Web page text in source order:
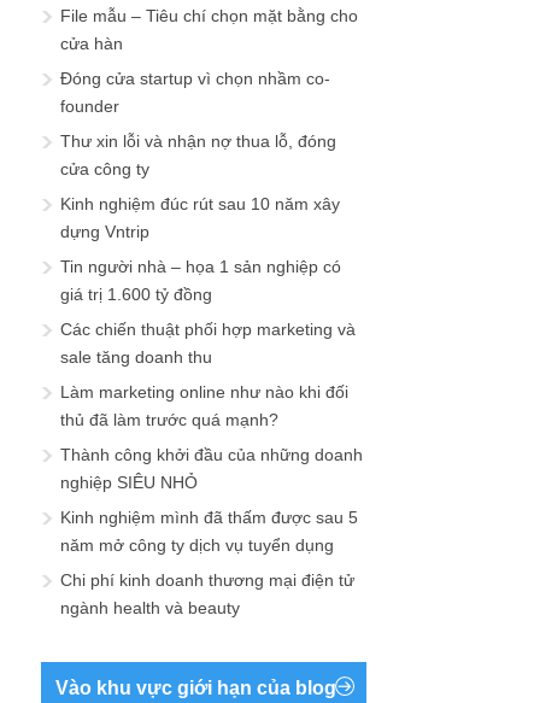
File mẫu – Tiêu chí chọn mặt bằng cho
cửa hàn
Đóng cửa startup vì chọn nhầm co-
founder
Thư xin lỗi và nhận nợ thua lỗ, đóng
cửa công ty
Kinh nghiệm đúc rút sau 10 năm xây
dựng Vntrip
Tin người nhà – họa 1 sản nghiệp có
giá trị 1.600 tỷ đồng
Các chiến thuật phối hợp marketing và
sale tăng doanh thu
Làm marketing online như nào khi đối
thủ đã làm trước quá mạnh?
Thành công khởi đầu của những doanh
nghiệp SIÊU NHỎ
Kinh nghiệm mình đã thấm được sau 5
năm mở công ty dịch vụ tuyển dụng
Chi phí kinh doanh thương mại điện tử
ngành health và beauty
Vào khu vực giới hạn của blog